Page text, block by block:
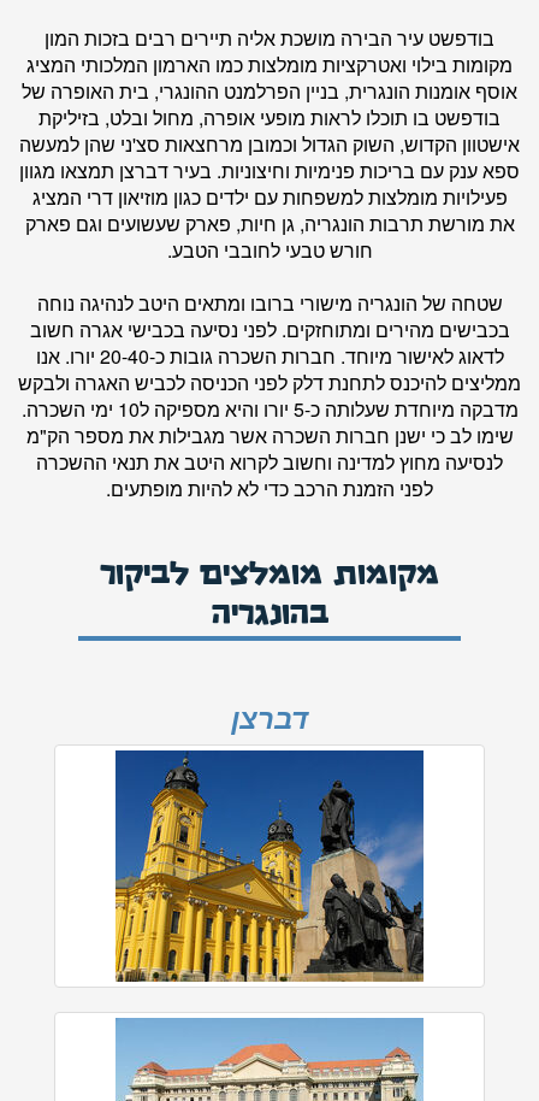
בודפשט עיר הבירה מושכת אליה תיירים רבים בזכות המון
מקומות בילוי ואטרקציות מומלצות כמו הארמון המלכותי המציג
אוסף אומנות הונגרית, בניין הפרלמנט ההונגרי, בית האופרה של
בודפשט בו תוכלו לראות מופעי אופרה, מחול ובלט, בזיליקת
אישטוון הקדוש, השוק הגדול וכמובן מרחצאות סצ'ני שהן למעשה
ספא ענק עם בריכות פנימיות וחיצוניות. בעיר דברצן תמצאו מגוון
פעילויות מומלצות למשפחות עם ילדים כגון מוזיאון דרי המציג
את מורשת תרבות הונגריה, גן חיות, פארק שעשועים וגם פארק
חורש טבעי לחובבי הטבע.
שטחה של הונגריה מישורי ברובו ומתאים היטב לנהיגה נוחה
בכבישים מהירים ומתוחזקים. לפני נסיעה בכבישי אגרה חשוב
לדאוג לאישור מיוחד. חברות השכרה גובות כ-20-40 יורו. אנו
ממליצים להיכנס לתחנת דלק לפני הכניסה לכביש האגרה ולבקש
מדבקה מיוחדת שעלותה כ-5 יורו והיא מספיקה ל10 ימי השכרה.
שימו לב כי ישנן חברות השכרה אשר מגבילות את מספר הק"מ
לנסיעה מחוץ למדינה וחשוב לקרוא היטב את תנאי ההשכרה
לפני הזמנת הרכב כדי לא להיות מופתעים.
מקומות מומלצים לביקור
בהונגריה
דברצן